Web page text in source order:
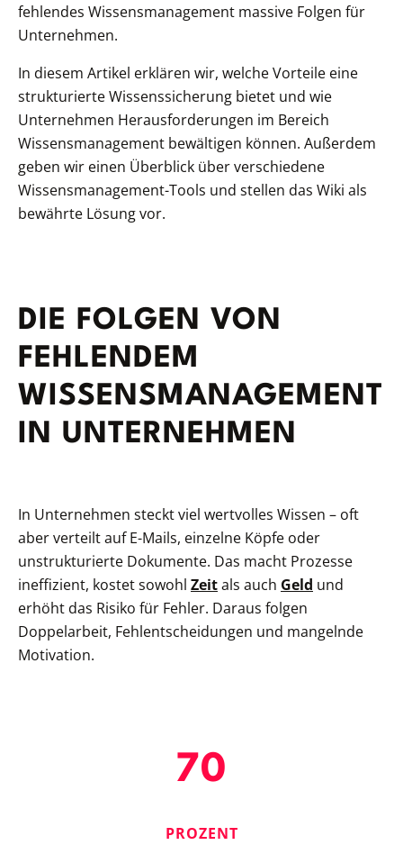
fehlendes Wissensmanagement massive Folgen für
Unternehmen.
In diesem Artikel erklären wir, welche Vorteile eine
strukturierte Wissenssicherung bietet und wie
Unternehmen Herausforderungen im Bereich
Wissensmanagement bewältigen können. Außerdem
geben wir einen Überblick über verschiedene
Wissensmanagement-Tools und stellen das Wiki als
bewährte Lösung vor.
DIE FOLGEN VON
FEHLENDEM
WISSENSMANAGEMENT
IN UNTERNEHMEN
In Unternehmen steckt viel wertvolles Wissen – oft
aber verteilt auf E-Mails, einzelne Köpfe oder
unstrukturierte Dokumente. Das macht Prozesse
ineffizient, kostet sowohl Zeitals auch Geld und
erhöht das Risiko für Fehler. Daraus folgen
Doppelarbeit, Fehlentscheidungen und mangelnde
Motivation.
70
PROZENT